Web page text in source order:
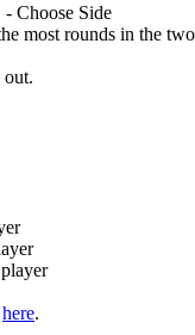
- Choose Side
most rounds in the
here.